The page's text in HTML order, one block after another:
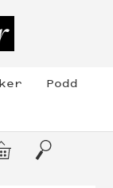
Podd
Sök